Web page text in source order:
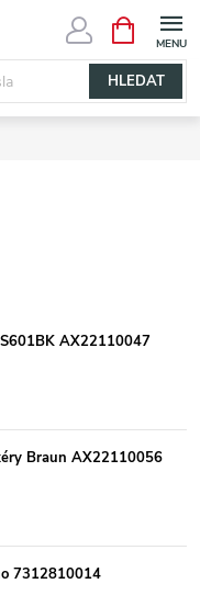
HLEDAT
NÁKUPNÍ
KOŠÍK
AX22110047
Braun AX22110056
7312810014